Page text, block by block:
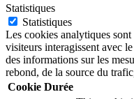
Statistiques
Statistiques
Les cookies analytiques
visiteurs interagissent avec
des informations sur les
rebond, de la source du
Cookie Durée